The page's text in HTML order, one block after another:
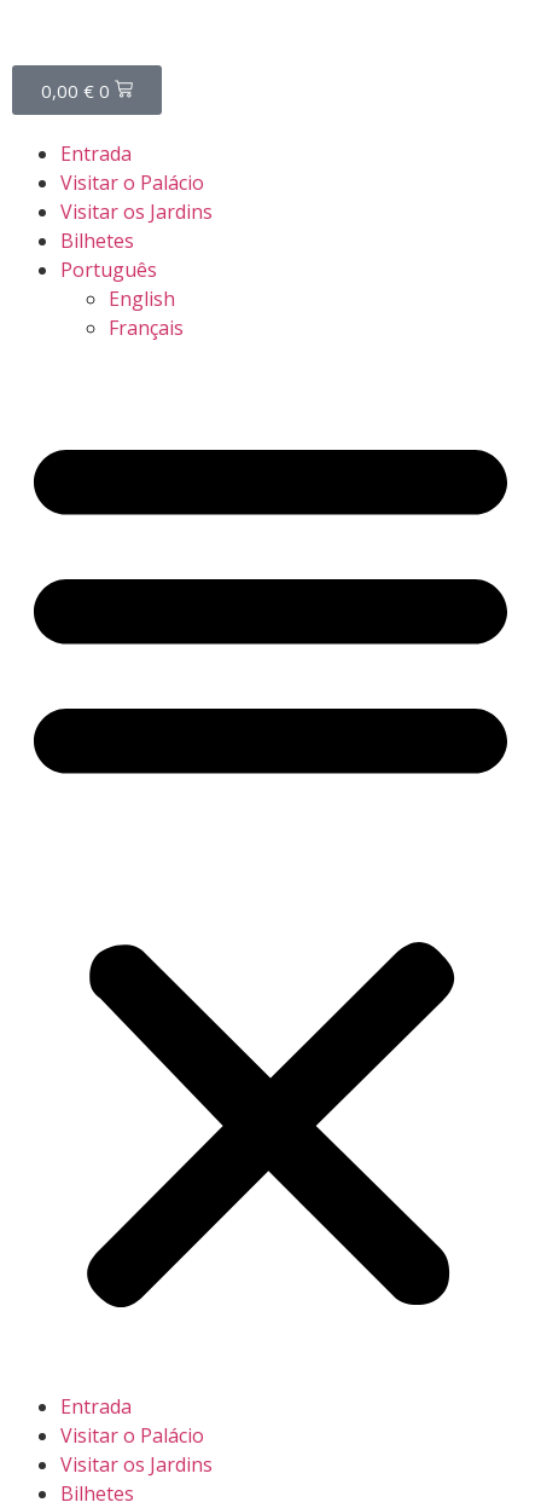
0,00 € 0
Entrada
Visitar o Palácio
Visitar os Jardins
Bilhetes
Português
English
Français
Entrada
Visitar o Palácio
Visitar os Jardins
Bilhetes